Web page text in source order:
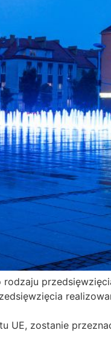
UE, zostanie